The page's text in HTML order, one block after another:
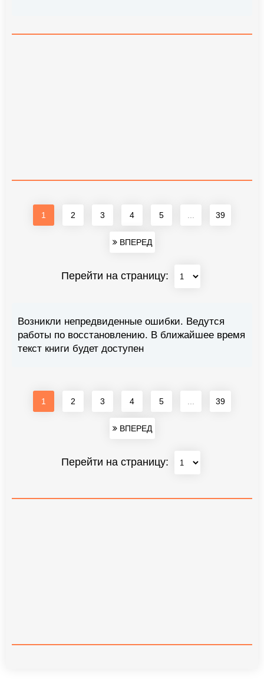
1 2 3 4 5 39
ВПЕРЕД
Перейти на страницу:
Возникли непредвиденные ошибки. Ведутся
работы по восстановлению. В ближайшее время
текст книги будет доступен
1 2 3 4 5 39
ВПЕРЕД
Перейти на страницу: